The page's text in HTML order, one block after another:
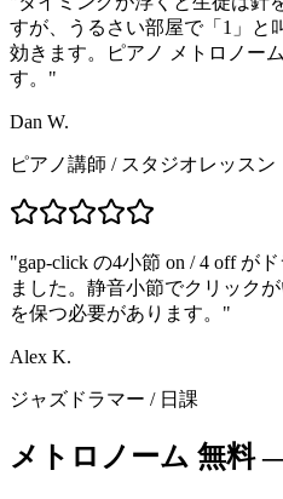
すが、うるさい部屋で「1」と
効きます。ピアノ メトロノー
す。 "
Dan W.
ピアノ講師 / スタジオレッスン
"gap-click の4小節 on / 4 off が
ました。静音小節でクリック
を保つ必要があります。 "
Alex K.
ジャズドラマー / 日課
メトロノーム 無料